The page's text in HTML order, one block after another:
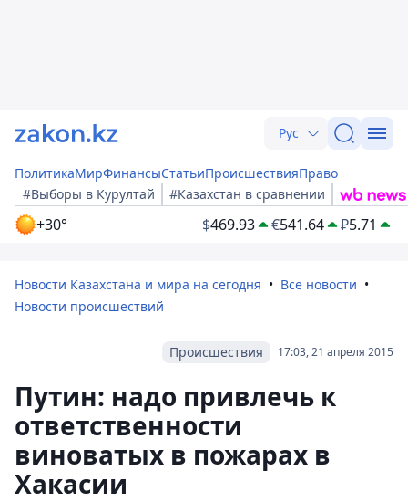
Рус
ПолитикаМирФинансыСтатьиПроисшествияПраво
#Выборы в Курултай
#Казахстан в сравнении
+30° $469.93 €541.64 ₽5.71
Новости Казахстана и мира на сегодня
Все новости
Новости происшествий
17:03, 21 апреля 2015
Происшествия
Путин: надо привлечь к
ответственности
виноватых в пожарах в
Хакасии